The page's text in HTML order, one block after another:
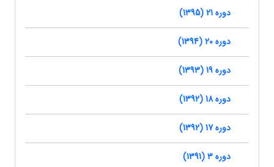
دوره 21 (1395)
دوره 20 (1394)
دوره 19 (1393)
دوره 18 (1392)
دوره 17 (1392)
دوره 3 (1391)